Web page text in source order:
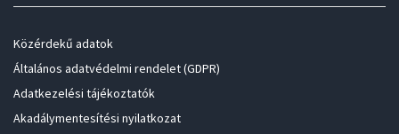
Közérdekű adatok
Általános adatvédelmi rendelet (GDPR)
Adatkezelési tájékoztatók
Akadálymentesítési nyilatkozat